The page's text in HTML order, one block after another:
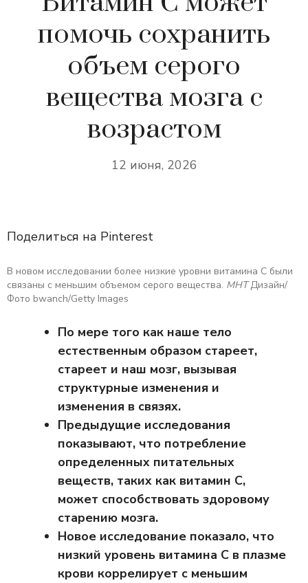
помочь сохранить
объем серого
вещества мозга с
возрастом
12 июня, 2026
Поделиться на Pinterest
В новом исследовании более низкие уровни витамина С были
связаны с меньшим объемом серого вещества. МНТДизайн/
Фото bwanch/Getty Images
По мере того как наше тело
естественным образом стареет,
стареет и наш мозг, вызывая
структурные изменения и
изменения в связях.
Предыдущие исследования
показывают, что потребление
определенных питательных
веществ, таких как витамин С,
может способствовать здоровому
старению мозга.
Новое исследование показало, что
низкий уровень витамина С в плазме
крови коррелирует с меньшим